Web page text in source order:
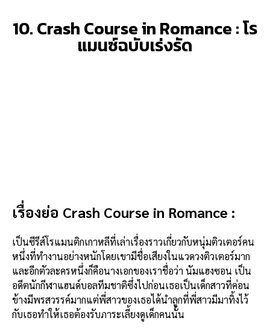
10. Crash Course in Romance : โร
แมนซ์ฉบับเร่งรัด
เรื่องย่อ Crash Course in Romance :
เป็นซีรีส์โรแมนติกเกาหลีที่เล่าเรื่องราวเกี่ยวกับหนุ่มติวเตอร์คน
หนึ่งที่ทำงานอย่างหนักโดยเขามีชื่อเสียงในแวดวงติวเตอร์มาก
และอีกตัวละครหนึ่งก็คือนางเอกของเราชื่อว่า นัมแฮงซอน เป็น
อดีตนักกีฬาแฮนด์บอลทีมชาติซึ่งไปก่อนเธอเป็นเด็กสาวที่ค่อน
ข้างมีพรสวรรค์มากแต่พี่สาวของเธอได้นำลูกที่พี่สาวมีมาทิ้งไว้
กับเธอทำให้เธอต้องรับภาระเลี้ยงดูเด็กคนนั้น